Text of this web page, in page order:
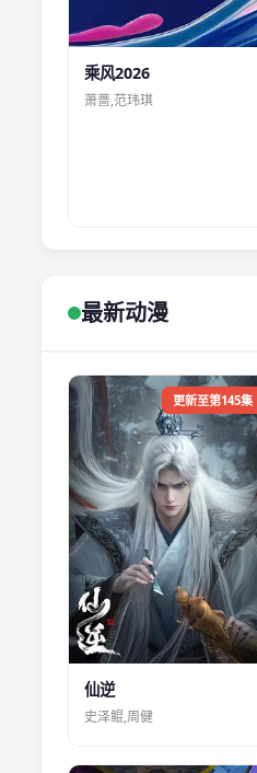
乘风2026
萧蔷,范玮琪
最新动漫
更新至第145集
仙逆
史泽鲲,周健